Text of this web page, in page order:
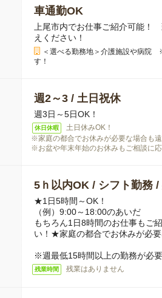
車通勤OK
上尾市内でお仕事ご紹介可能！
えください！
＜選べる勤務地＞介護施設や病院
す！
週2～3 / 土日祝休
週3日～5日OK！
休日休暇
土日休みOK！
※家庭の都合でお休みが必要な場合も遠
※お盆や年末年始のお休みもご相談に応
5ｈ以内OK / シフト勤務 /
★1日5時間～OK！
（例）9:00～18:00のあいだ
もちろん1日8時間のお仕事もご
い！★家庭の都合でお休みが必要
※週最低15時間以上の勤務が必
残業時間 残業はありません